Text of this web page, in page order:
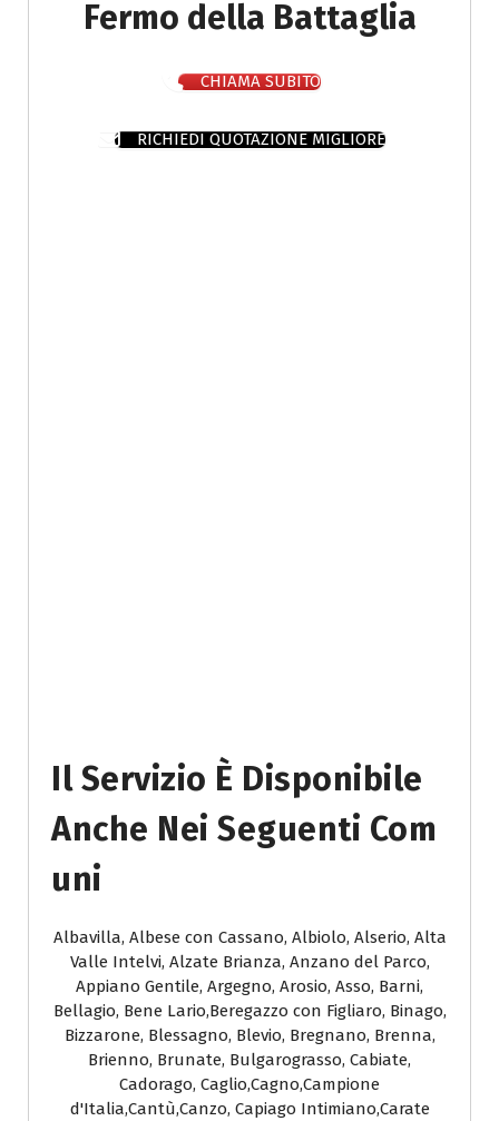
Fermo della Battaglia
CHIAMA SUBITO
RICHIEDI QUOTAZIONE MIGLIORE
Il Servizio È Disponibile
Anche Nei Seguenti Com
Uni
Albavilla, Albese con Cassano, Albiolo, Alserio, Alta
Valle Intelvi, Alzate Brianza, Anzano del Parco,
Appiano Gentile, Argegno, Arosio, Asso, Barni,
Bellagio, Bene Lario,Beregazzo con Figliaro, Binago,
Bizzarone, Blessagno, Blevio, Bregnano, Brenna,
Brienno, Brunate, Bulgarograsso, Cabiate,
Cadorago, Caglio,Cagno,Campione
d'Italia,Cantù,Canzo, Capiago Intimiano,Carate